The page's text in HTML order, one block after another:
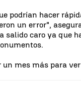
podrían hacer
un error",
salido caro ya que
mes más para